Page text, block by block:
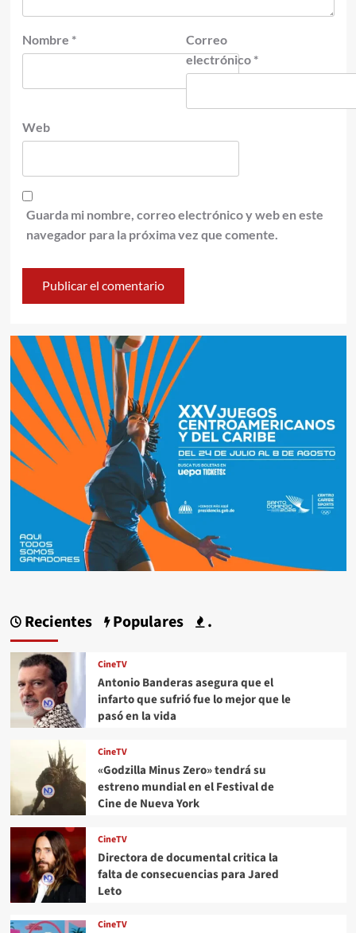
Nombre *
Correo
electrónico *
Web
Guarda mi nombre, correo electrónico y web en este
navegador para la próxima vez que comente.
Recientes Populares .
CineTV
Antonio Banderas asegura que el
infarto que sufrió fue lo mejor que le
pasó en la vida
CineTV
«Godzilla Minus Zero» tendrá su
estreno mundial en el Festival de
Cine de Nueva York
CineTV
Directora de documental critica la
falta de consecuencias para Jared
Leto
CineTV